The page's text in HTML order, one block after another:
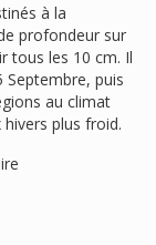
à la
profondeur sur
tous les 10 cm. Il
Septembre, puis
au climat
plus froid.